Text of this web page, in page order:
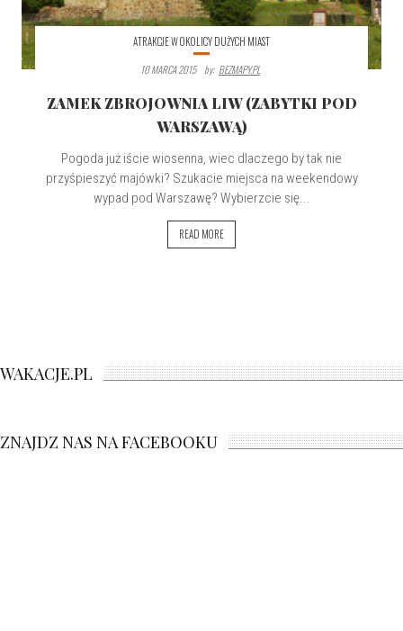
ATRAKCJE W OKOLICY DUŻYCH MIAST
10 MARCA 2015
By: BEZMAPY.PL
ZAMEK ZBROJOWNIA LIW (ZABYTKI POD
WARSZAWĄ)
Pogoda już iście wiosenna, wiec dlaczego by tak nie
przyśpieszyć majówki? Szukacie miejsca na weekendowy
wypad pod Warszawę? Wybierzcie się...
READ MORE
WAKACJE.PL
ZNAJDZ NAS NA FACEBOOKU